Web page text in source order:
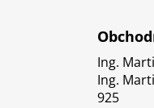
Ing.
Ing.
925